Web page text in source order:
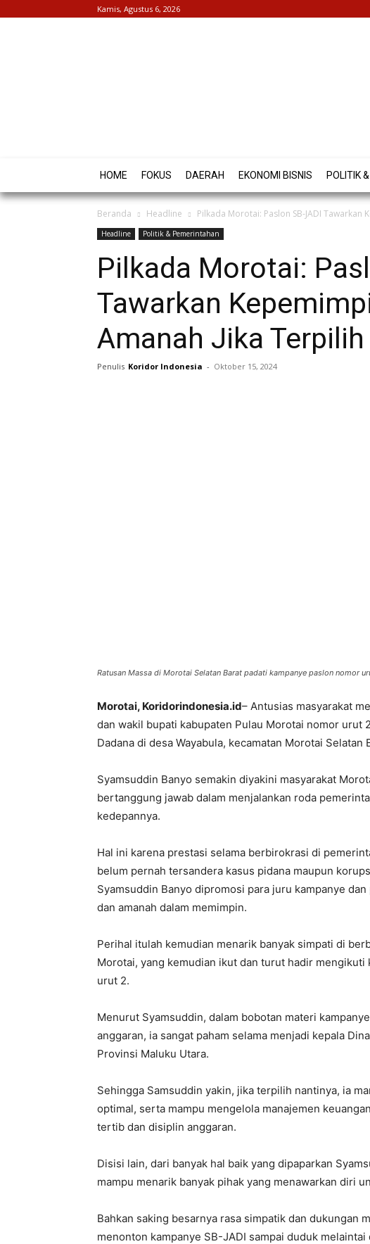
Kamis, Agustus 6, 2026
HOME FOKUS DAERAH EKONOMI BISNIS POLITIK
Beranda Headline Pilkada Morotai: Paslon SB-JADI
Headline Politik & Pemerintahan
Pilkada Morotai:
Tawarkan
Amanah Jika Terpilih
Penulis Koridor Indonesia - Oktober 15, 2024
Ratusan Massa di Morotai Selatan Barat padati kampanye paslon nomor
Morotai, Koridorindonesia.id– Antusias masyarakat
dan wakil bupati kabupaten Pulau Morotai nomor urut
Dadana di desa Wayabula, kecamatan Morotai
Syamsuddin Banyo semakin diyakini masyarakat
bertanggung jawab dalam menjalankan roda
kedepannya.
Hal ini karena prestasi selama berbirokrasi di
belum pernah tersandera kasus pidana maupun
Syamsuddin Banyo dipromosi para juru kampanye
dan amanah dalam memimpin.
Perihal itulah kemudian menarik banyak simpati di
Morotai, yang kemudian ikut dan turut hadir mengikuti
urut 2.
Menurut Syamsuddin, dalam bobotan materi
anggaran, ia sangat paham selama menjadi kepala
Provinsi Maluku Utara.
Sehingga Samsuddin yakin, jika terpilih nantinya, ia
optimal, serta mampu mengelola manajemen
tertib dan disiplin anggaran.
Disisi lain, dari banyak hal baik yang dipaparkan
mampu menarik banyak pihak yang menawarkan diri
Bahkan saking besarnya rasa simpatik dan dukungan
menonton kampanye SB-JADI sampai duduk